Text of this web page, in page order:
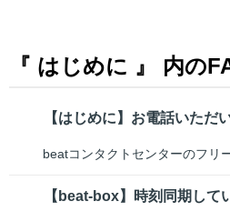
『 はじめに 』 内の
beatコンタクトセンターのフリ
【beat-box】時刻同期して